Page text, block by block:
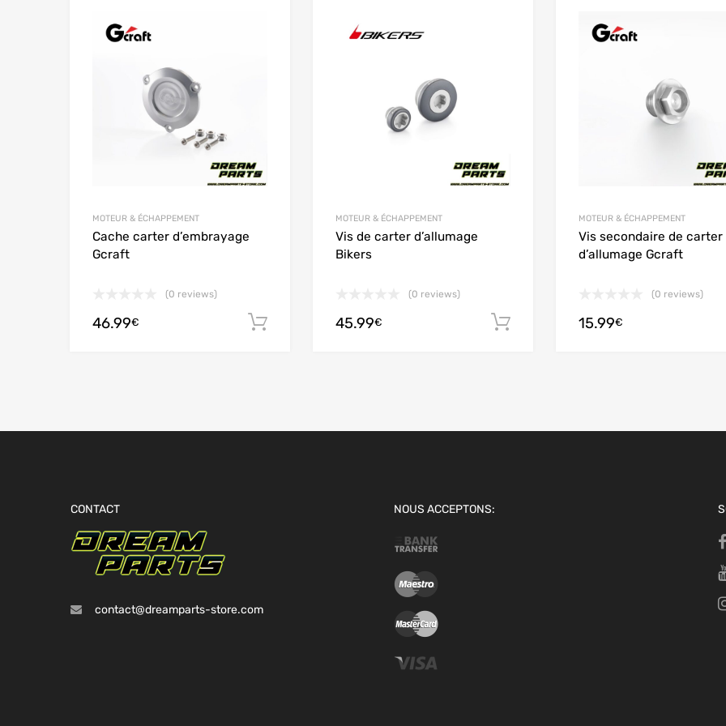
MOTEUR & ÉCHAPPEMENT
Cache carter d’embrayage
Gcraft
(0 reviews)
46.99€ Ajouter au panier
MOTEUR & ÉCHAPPEMENT
Vis de carter d’allumage
Bikers
(0 reviews)
45.99€ Ajouter au panier
MOTEUR & ÉCHAPPEMENT
Vis secondaire de carter
d’allumage Gcraft
(0 reviews)
15.99€
CONTACT
contact@dreamparts-store.com
NOUS ACCEPTONS: